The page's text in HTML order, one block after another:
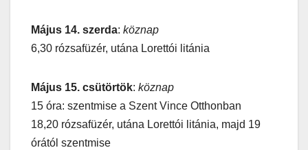
Május 14. szerda: köznap
6,30 rózsafüzér, utána Lorettói litánia
Május 15. csütörtök: köznap
15 óra: szentmise a Szent Vince Otthonban
18,20 rózsafüzér, utána Lorettói litánia, majd 19
órától szentmise